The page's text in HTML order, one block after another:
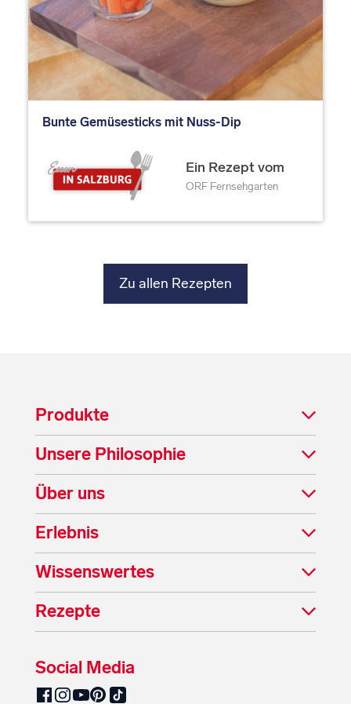
Bunte Gemüsesticks mit Nuss-Dip
Ein Rezept vom
ORF Fernsehgarten
Zu allen Rezepten
Produkte
Unsere Philosophie
Über uns
Erlebnis
Wissenswertes
Rezepte
Social Media
SalzburgMilch auf Facebook
SalzburgMilch auf Instagram
SalzburgMilch auf YouTube
SalzburgMilch auf Pinterest
SalzburgMilch auf TikTok